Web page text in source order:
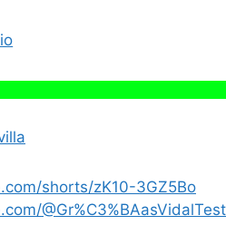
shorts/zK10-3GZ5Bo